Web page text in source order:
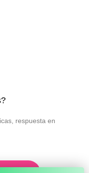
respuesta en